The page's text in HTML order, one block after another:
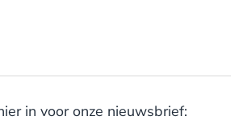
in voor onze nieuwsbrief: